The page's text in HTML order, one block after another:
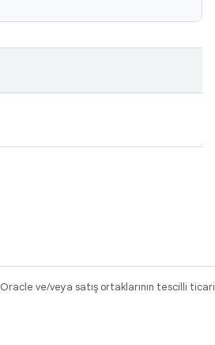
ve/veya satış ortaklarının tescilli ticari